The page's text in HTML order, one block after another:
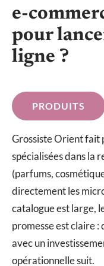
e-
pour
ligne ?
PRODUITS
Grossiste Orient fait
spécialisées dans la
(parfums,
directement les
catalogue est large,
promesse est claire
avec un
opérationnelle suit.